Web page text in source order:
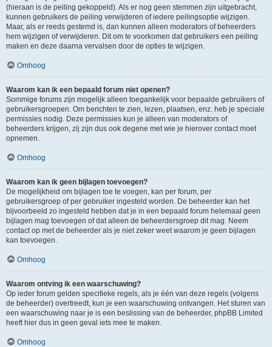
(hieraan is de peiling gekoppeld). Als er nog geen stemmen zijn uitgebracht,
kunnen gebruikers de peiling verwijderen of iedere peilingsoptie wijzigen.
Maar, als er reeds gestemd is, dan kunnen alleen moderators of beheerders
hem wijzigen of verwijderen. Dit om te voorkomen dat gebruikers een peiling
maken en deze daarna vervalsen door de opties te wijzigen.
Omhoog
Waarom kan ik een bepaald forum niet openen?
Sommige forums zijn mogelijk alleen toegankelijk voor bepaalde gebruikers of
gebruikersgroepen. Om berichten te zien, lezen, plaatsen, enz. heb je speciale
permissies nodig. Deze permissies kun je alleen van moderators of
beheerders krijgen, zij zijn dus ook degene met wie je hierover contact moet
opnemen.
Omhoog
Waarom kan ik geen bijlagen toevoegen?
De mogelijkheid om bijlagen toe te voegen, kan per forum, per
gebruikersgroep of per gebruiker ingesteld worden. De beheerder kan het
bijvoorbeeld zo ingesteld hebben dat je in een bepaald forum helemaal geen
bijlagen mag toevoegen of dat alleen de beheerdersgroep dit mag. Neem
contact op met de beheerder als je niet zeker weet waarom je geen bijlagen
kan toevoegen.
Omhoog
Waarom ontving ik een waarschuwing?
Op ieder forum gelden specifieke regels, als je één van deze regels (volgens
de beheerder) overtreedt, kun je een waarschuwing ontvangen. Het sturen van
een waarschuwing naar je is een beslissing van de beheerder, phpBB Limited
heeft hier dus in geen geval iets mee te maken.
Omhoog